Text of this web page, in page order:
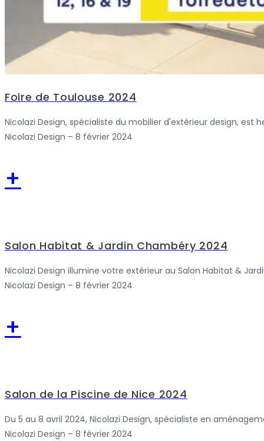
Foire de Toulouse 2024
Nicolazi Design, spécialiste du mobilier d'extérieur design, est
Nicolazi Design – 8 février 2024
+
Salon Habitat & Jardin Chambéry 2024
Nicolazi Design illumine votre extérieur au Salon Habitat &
Nicolazi Design – 8 février 2024
+
Salon de la Piscine de Nice 2024
Du 5 au 8 avril 2024, Nicolazi Design, spécialiste en
Nicolazi Design – 8 février 2024